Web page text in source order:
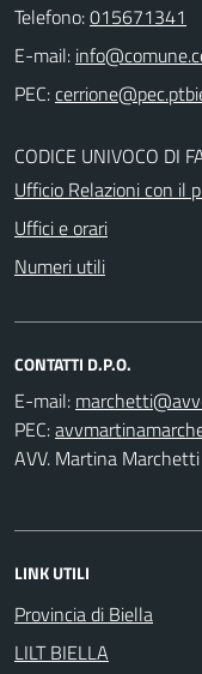
Telefono:015671341
E-mail:
PEC:
CODICE UNIVOCO DI
Ufficio Relazioni con il
Uffici e orari
Numeri utili
CONTATTI D.P.O.
E-mail:
PEC:
AVV. Martina Marchetti
LINK UTILI
Provincia di Biella
LILT BIELLA